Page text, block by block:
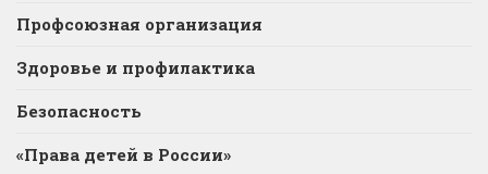
Профсоюзная организация
Здоровье и профилактика
Безопасность
«Права детей в России»